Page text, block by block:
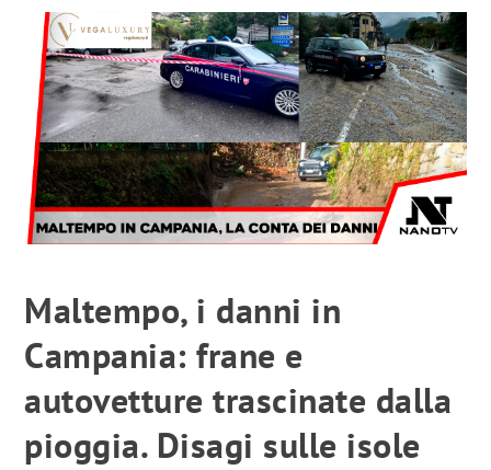
Maltempo, i danni in
Campania: frane e
autovetture trascinate dalla
pioggia. Disagi sulle isole